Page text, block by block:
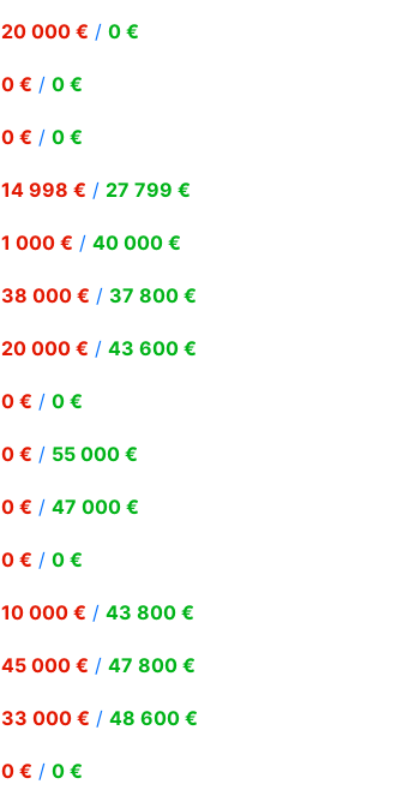
20 000 € / 0 €
0 € / 0 €
0 € / 0 €
14 998 € / 27 799 €
1 000 € / 40 000 €
38 000 € / 37 800 €
20 000 € / 43 600 €
0 € / 0 €
0 € / 55 000 €
0 € / 47 000 €
0 € / 0 €
10 000 € / 43 800 €
45 000 € / 47 800 €
33 000 € / 48 600 €
0 € / 0 €